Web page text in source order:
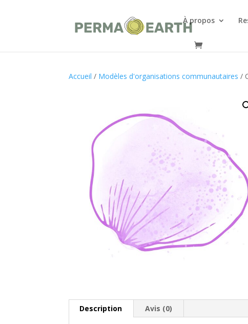
À propos
Accueil / Modèles d'organisations communautaires /
Description Avis (0)